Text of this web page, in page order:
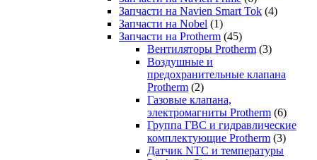
Запчасти на Navien Smart Tok (4)
Запчасти на Nobel (1)
Запчасти на Protherm (45)
Вентиляторы Protherm (3)
Воздушные и
предохранительные клапана
Protherm (2)
Газовые клапана,
электромагниты Protherm (6)
Группа ГВС и гидравлические
комплектующие Protherm (3)
Датчик NTC и температуры